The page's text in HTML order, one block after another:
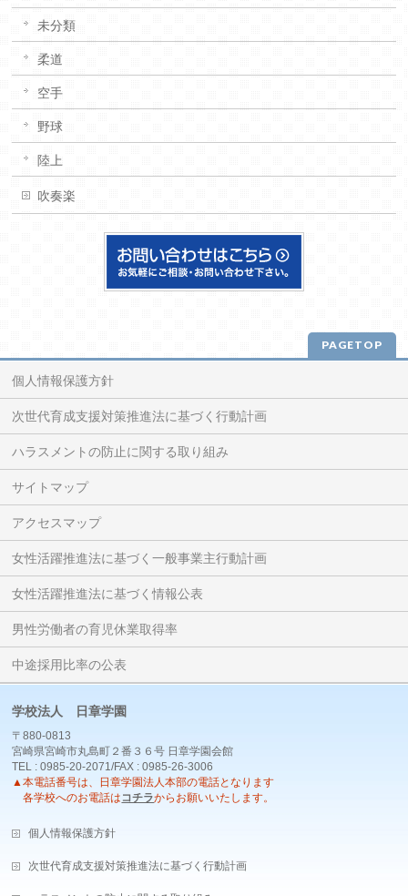
未分類
柔道
空手
野球
陸上
吹奏楽
PAGETOP
個人情報保護方針
次世代育成支援対策推進法に基づく行動計画
ハラスメントの防止に関する取り組み
サイトマップ
アクセスマップ
女性活躍推進法に基づく一般事業主行動計画
女性活躍推進法に基づく情報公表
男性労働者の育児休業取得率
中途採用比率の公表
学校法人 日章学園
〒880-0813
宮崎県宮崎市丸島町２番３６号 日章学園会館
TEL : 0985-20-2071/FAX : 0985-26-3006
▲本電話番号は、日章学園法人本部の電話となります
各学校へのお電話は コチラからお願いいたします。
個人情報保護方針
次世代育成支援対策推進法に基づく行動計画